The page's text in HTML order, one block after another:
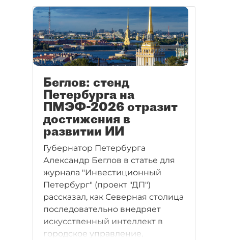
Беглов: стенд
Петербурга на
ПМЭФ-2026 отразит
достижения в
развитии ИИ
Губернатор Петербурга
Александр Беглов в статье для
журнала "Инвестиционный
Петербург" (проект "ДП")
рассказал, как Северная столица
последовательно внедряет
искусственный интеллект в
городское управление,